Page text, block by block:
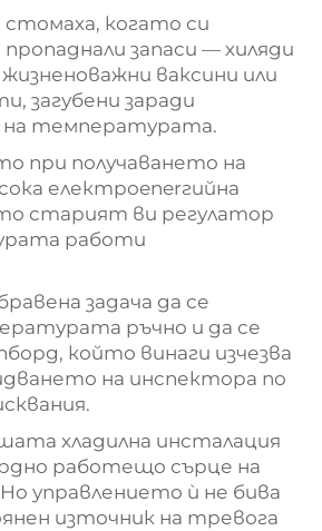
стомаха, когато си
запаси — хиляди
ваксини или
загубени заради
на температурата.
при получаването на
електроenerгийна
старият ви регулатор
работи
задача да се
ръчно и да се
който винаги изчезва
на инспектора по
хладилна инсталация
работещо сърце на
управлението ѝ не бива
източник на тревога